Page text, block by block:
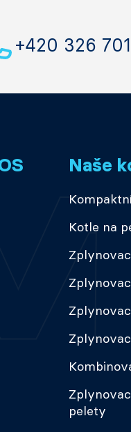
+420 326
Naše
Kotle na
pelety